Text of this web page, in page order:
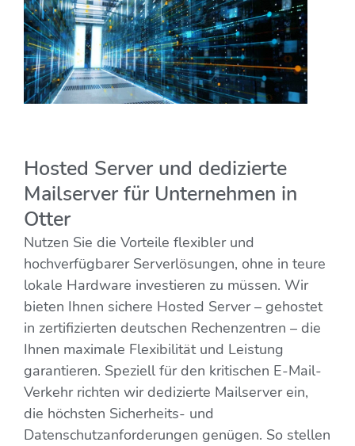
Hosted Server und dedizierte
Mailserver für Unternehmen in
Otter
Nutzen Sie die Vorteile flexibler und
hochverfügbarer Serverlösungen, ohne in teure
lokale Hardware investieren zu müssen. Wir
bieten Ihnen sichere Hosted Server – gehostet
in zertifizierten deutschen Rechenzentren – die
Ihnen maximale Flexibilität und Leistung
garantieren. Speziell für den kritischen E-Mail-
Verkehr richten wir dedizierte Mailserver ein,
die höchsten Sicherheits- und
Datenschutzanforderungen genügen. So stellen